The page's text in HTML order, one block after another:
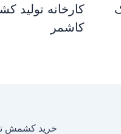
کارخانه تولید
کاشمر
خرید کشمش